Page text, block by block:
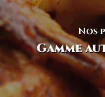
Nos
Gamme